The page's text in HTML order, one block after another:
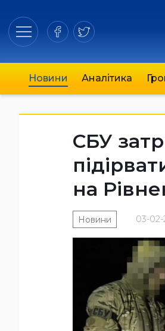
Новини Аналітика
СБУ
на
03-02-
Новини